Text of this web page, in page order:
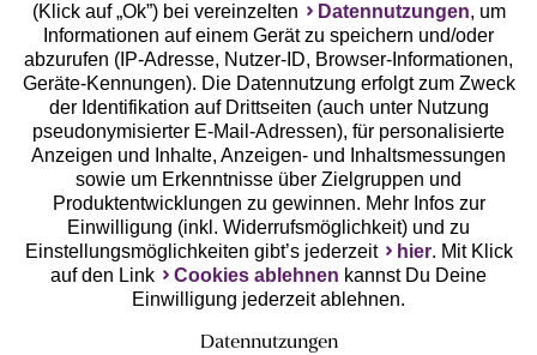
Geprüfte Sicherheit
Unsere Apps
(Klick auf „Ok”) bei vereinzelten
Datennutzungen, um
Informationen auf einem Gerät zu speichern und/oder
abzurufen (IP-Adresse, Nutzer-ID, Browser-Informationen,
Geräte-Kennungen). Die Datennutzung erfolgt zum Zweck
der Identifikation auf Drittseiten (auch unter Nutzung
pseudonymisierter E-Mail-Adressen), für personalisierte
Anzeigen und Inhalte, Anzeigen- und Inhaltsmessungen
sowie um Erkenntnisse über Zielgruppen und
Produktentwicklungen zu gewinnen. Mehr Infos zur
Einwilligung (inkl. Widerrufsmöglichkeit) und zu
Einstellungsmöglichkeiten gibt’s jederzeit
hier. Mit Klick
auf den Link
Cookies ablehnen kannst Du Deine
Einwilligung jederzeit ablehnen.
Datennutzungen